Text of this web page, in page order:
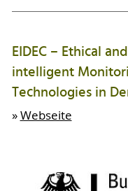
EIDEC – Ethical
intelligent
Technologies in
»Webseite